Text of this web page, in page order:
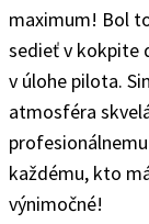
maximum! Bol
sedieť v kokpite
v úlohe pilota.
atmosféra
každému, kto
výnimočné!